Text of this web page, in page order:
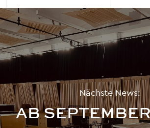
Nächste News:
AB